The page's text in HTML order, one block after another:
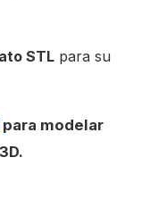
STL para su
para modelar